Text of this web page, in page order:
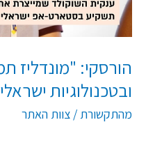
הורסקי: "מונדליז
ובטכנולוגיות
מהתקשורת / צוות האתר
ישראליות"